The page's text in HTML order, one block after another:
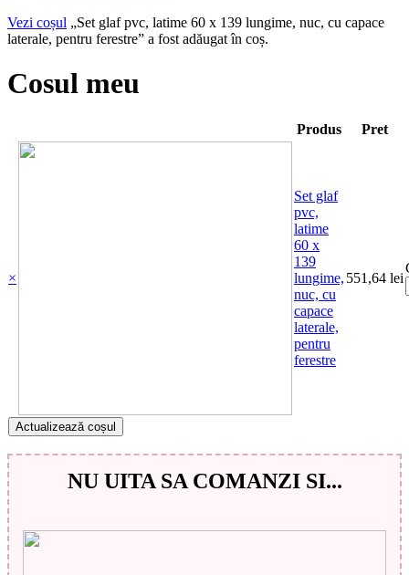
Vezi coșul „Set glaf pvc, latime 60 x 139 lungime, nuc, cu capace
laterale, pentru ferestre” a fost adăugat în coș.
Cosul meu
Produs Pret
×
Set glaf
pvc,
latime
60 x
139
lungime,
nuc, cu
capace
laterale,
pentru
ferestre
551,64 lei
Actualizează coșul
NU UITA SA COMANZI SI...